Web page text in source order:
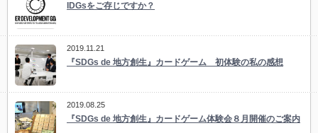
IDGsをご存じですか？
2019.11.21
『SDGs de 地方創生』カードゲーム 初体験の私の感想
2019.08.25
『SDGs de 地方創生』カードゲーム体験会８月開催のご案内